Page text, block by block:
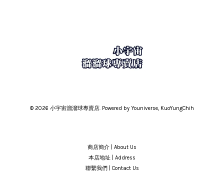
© 2026 小宇宙溜溜球專賣店. Powered by Youniverse, KuoYungChih
商店簡介 | About Us
本店地址 | Address
聯繫我們 | Contact Us